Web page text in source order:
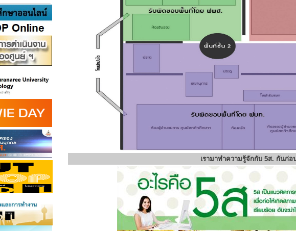
เรามาทำความรู้จักกับ 5ส. กันก่อ